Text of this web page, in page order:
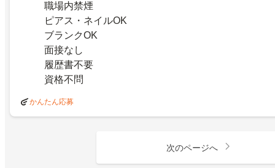
職場内禁煙
ピアス・ネイルOK
ブランクOK
面接なし
履歴書不要
資格不問
かんたん応募
次のページへ